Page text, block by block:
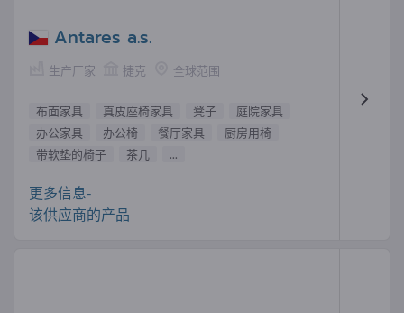
Antares a.s.
生产厂家 捷克 全球范围
布面家具 真皮座椅家具 凳子
庭院家具
办公家具
办公椅 餐厅家具
厨房用椅
带软垫的椅子
茶几 ...
更多信息-
该供应商的产品